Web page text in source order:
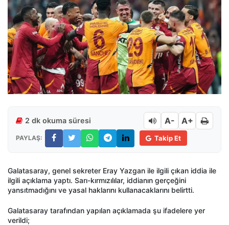
2 dk okuma süresi A- A+
PAYLAŞ: Takip Et
Galatasaray, genel sekreter Eray Yazgan ile ilgili çıkan iddia ile
ilgili açıklama yaptı. Sarı-kırmızılılar, iddianın gerçeğini
yansıtmadığını ve yasal haklarını kullanacaklarını belirtti.
Galatasaray tarafından yapılan açıklamada şu ifadelere yer
verildi;